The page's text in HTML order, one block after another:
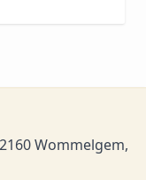
Wommelgem,